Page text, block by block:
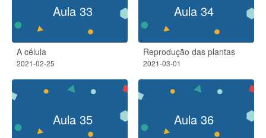
Aula 33
A célula
2021-02-25
Aula 34
Reprodução das plantas
2021-03-01
Aula 35 Aula 36